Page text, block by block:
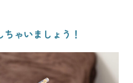
ゃいましょう！